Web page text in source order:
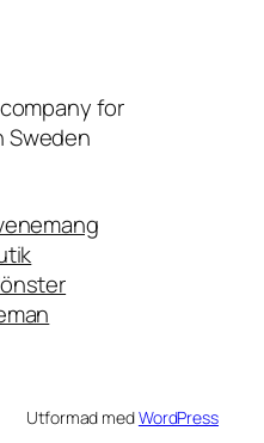
for
Sweden
Utformad medWordPress